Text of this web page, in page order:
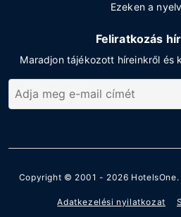
Ezeken a
Feliratkozás
Maradjon tájékozott híreinkről és
Copyright © 2001 - 2026 HotelsOne
Adatkezelési nyilatkozat